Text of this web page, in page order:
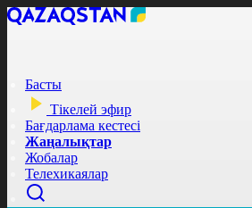
Басты
Тікелей эфир
Бағдарлама кестесі
Жаңалықтар
Жобалар
Телехикаялар